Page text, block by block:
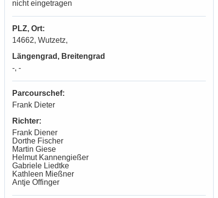
nicht eingetragen
PLZ, Ort:
14662, Wutzetz,
Längengrad, Breitengrad
-, -
Parcourschef:
Frank Dieter
Richter:
Frank Diener
Dorthe Fischer
Martin Giese
Helmut Kannengießer
Gabriele Liedtke
Kathleen Mießner
Antje Offinger